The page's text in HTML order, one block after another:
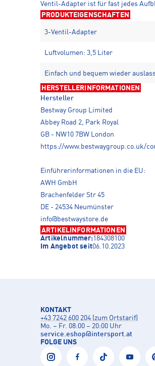
Ventil-Adapter ist für fast jedes
PRODUKTEIGENSCHAFTEN
3-Ventil-Adapter
Luftvolumen: 3,5 Liter
Einfach und bequem wieder
HERSTELLERINFORMATIONEN
Hersteller
Bestway Group Limited
Abbey Road 2, Park Royal
GB - NW10 7BW London
https://www.bestwaygroup.co.uk/
Einführerinformationen in die EU:
AWH GmbH
Brachenfelder Str 45
DE - 24534 Neumünster
info@bestwaystore.de
ARTIKELINFORMATIONEN
Artikelnummer:184308100
Im Angebot seit06.10.2023
KONTAKT
+43 7242 600 204 (zum Ortstarif)
Mo. – Fr. 08:00 – 20:00 Uhr
service.eshop@intersport.at
FOLGE UNS